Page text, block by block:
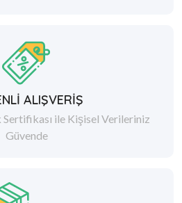
ALIŞVERİŞ
Sertifikası ile Kişisel Verileriniz
Güvende